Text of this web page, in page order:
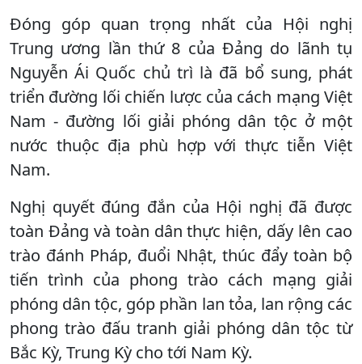
Đóng góp quan trọng nhất của Hội nghị
Trung ương lần thứ 8 của Đảng do lãnh tụ
Nguyễn Ái Quốc chủ trì là đã bổ sung, phát
triển đường lối chiến lược của cách mạng Việt
Nam - đường lối giải phóng dân tộc ở một
nước thuộc địa phù hợp với thực tiễn Việt
Nam.
Nghị quyết đúng đắn của Hội nghị đã được
toàn Đảng và toàn dân thực hiện, dấy lên cao
trào đánh Pháp, đuổi Nhật, thúc đẩy toàn bộ
tiến trình của phong trào cách mạng giải
phóng dân tộc, góp phần lan tỏa, lan rộng các
phong trào đấu tranh giải phóng dân tộc từ
Bắc Kỳ, Trung Kỳ cho tới Nam Kỳ.